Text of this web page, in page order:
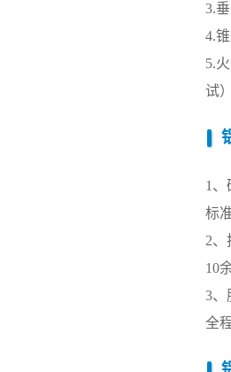
3.
4.
5.
试
1、
标
2、
10
3、
全